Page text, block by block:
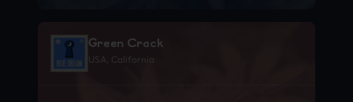
Green Crack
USA, California